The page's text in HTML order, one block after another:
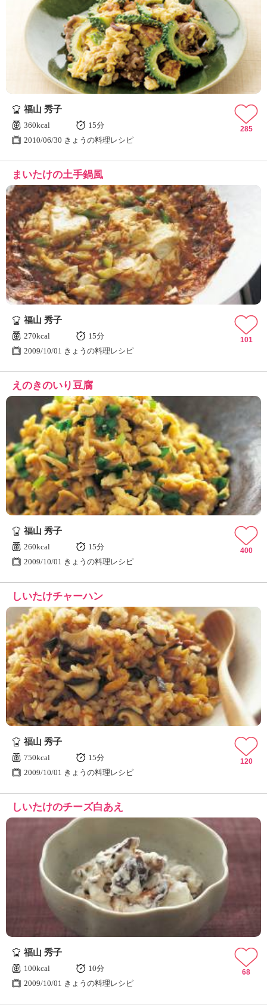
福山 秀子
360kcal
15分
2010/06/30 きょうの料理レシピ
285
まいたけの土手鍋風
福山 秀子
270kcal
15分
2009/10/01 きょうの料理レシピ
101
えのきのいり豆腐
福山 秀子
260kcal
15分
2009/10/01 きょうの料理レシピ
400
しいたけチャーハン
福山 秀子
750kcal
15分
2009/10/01 きょうの料理レシピ
120
しいたけのチーズ白あえ
福山 秀子
100kcal
10分
2009/10/01 きょうの料理レシピ
68